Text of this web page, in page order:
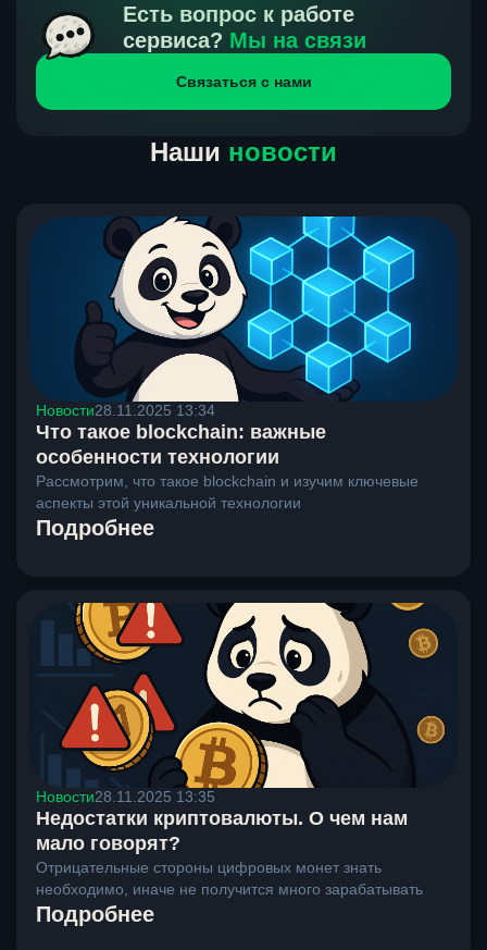
получения нами средств от тебя, а на другой части
направлений курс, указанный на сайте, является
окончательным. Если сомневаешься, напиши в онлайн-
чат на сайте, мы поможем разобраться.
Есть вопрос к работе
сервиса? Мы на связи
Связаться с нами
Наши новости
Новости28.11.2025 13:34
Что такое blockchain: важные
особенности технологии
Рассмотрим, что такое blockchain и изучим ключевые
аспекты этой уникальной технологии
Подробнее
Новости28.11.2025 13:35
Недостатки криптовалюты. О чем нам
мало говорят?
Отрицательные стороны цифровых монет знать
необходимо, иначе не получится много зарабатывать
Подробнее